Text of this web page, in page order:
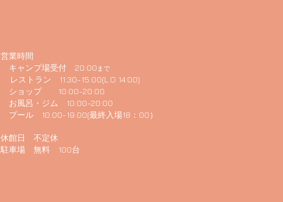
営業時間
キャンプ場受付 20:00 まで
レストラン 11:30-15:00(L.O 14:00)
ショップ 10:00-20:00
お風呂・ジム 10:00-20:00
プール 10:00-19:00(最終入場18：00）
休館日 不定休
​駐車場 無料 100台